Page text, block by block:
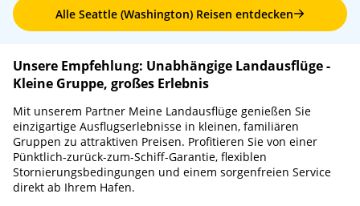
Celebrity Edge/Celebrity Cruises
An: 08:00
Alle Seattle (Washington) Reisen entdecken
Unsere Empfehlung: Unabhängige Landausflüge -
Kleine Gruppe, großes Erlebnis
Mit unserem Partner Meine Landausflüge genießen Sie
einzigartige Ausflugserlebnisse in kleinen, familiären
Gruppen zu attraktiven Preisen. Profitieren Sie von einer
Pünktlich-zurück-zum-Schiff-Garantie, flexiblen
Stornierungsbedingungen und einem sorgenfreien Service
direkt ab Ihrem Hafen.